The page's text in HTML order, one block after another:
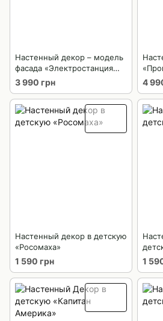
Настенный декор – модель
фасада «Электростанция
Баттерси. Лондон»
3 990 грн 4
Настенный декор в детскую
«Росомаха»
1 590 грн 1